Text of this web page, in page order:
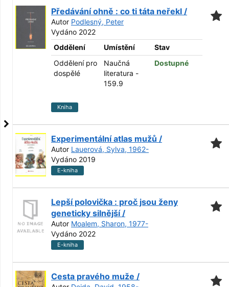
Předávání ohně : co ti táta neřekl /
Autor Podlesný, Peter
Vydáno 2022
Oddělení
Umístění
Stav
Oddělení pro
dospělé
Naučná
literatura -
159.9
Dostupné
Kniha
Experimentální atlas mužů /
Autor Lauerová, Sylva, 1962-
Vydáno 2019
E-kniha
Lepší polovička : proč jsou ženy
geneticky silnější /
Autor Moalem, Sharon, 1977-
Vydáno 2022
E-kniha
Cesta pravého muže /